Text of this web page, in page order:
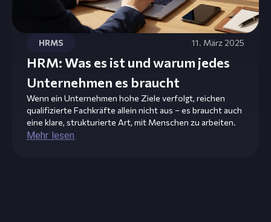
HRMS 11. März 2025
HRM: Was es ist und warum jedes
Unternehmen es braucht
Wenn ein Unternehmen hohe Ziele verfolgt, reichen
qualifizierte Fachkräfte allein nicht aus – es braucht auch
eine klare, strukturierte Art, mit Menschen zu arbeiten.
Mehr lesen